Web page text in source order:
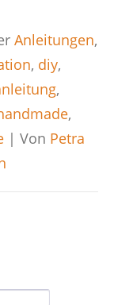
Anleitungen,
, diy,
,
,
| Von Petra